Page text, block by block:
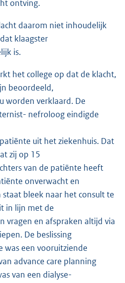
ontving.
daarom niet inhoudelijk
klaagster
is.
het college op dat de klacht,
beoordeeld,
worden verklaard. De
nefroloog eindigde
uit het ziekenhuis. Dat
zij op 15
van de patiënte heeft
onverwacht en
bleek naar het consult te
in lijn met de
vragen en afspraken altijd via
De beslissing
was een vooruitziende
advance care planning
van een dialyse-